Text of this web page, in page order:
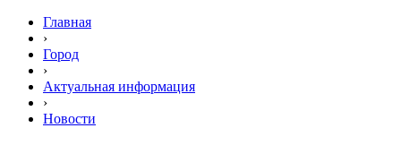
Главная
›
Город
›
Актуальная информация
›
Новости